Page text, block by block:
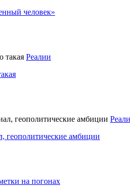
человек»
Реалии
геополитические амбиции
на погонах